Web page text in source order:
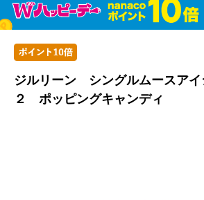
ジルリーン シングルムースア
２ ポッピングキャンディ